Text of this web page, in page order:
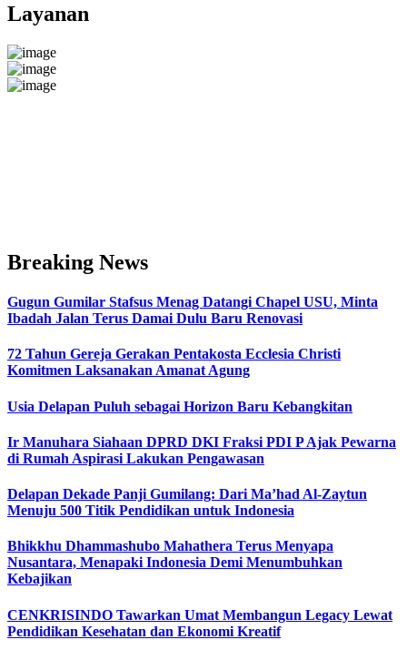
Layanan
Breaking News
Gugun Gumilar Stafsus Menag Datangi Chapel USU, Minta
Ibadah Jalan Terus Damai Dulu Baru Renovasi
72 Tahun Gereja Gerakan Pentakosta Ecclesia Christi
Komitmen Laksanakan Amanat Agung
Usia Delapan Puluh sebagai Horizon Baru Kebangkitan
Ir Manuhara Siahaan DPRD DKI Fraksi PDI P Ajak Pewarna
di Rumah Aspirasi Lakukan Pengawasan
Delapan Dekade Panji Gumilang: Dari Ma’had Al-Zaytun
Menuju 500 Titik Pendidikan untuk Indonesia
Bhikkhu Dhammashubo Mahathera Terus Menyapa
Nusantara, Menapaki Indonesia Demi Menumbuhkan
Kebajikan
CENKRISINDO Tawarkan Umat Membangun Legacy Lewat
Pendidikan Kesehatan dan Ekonomi Kreatif